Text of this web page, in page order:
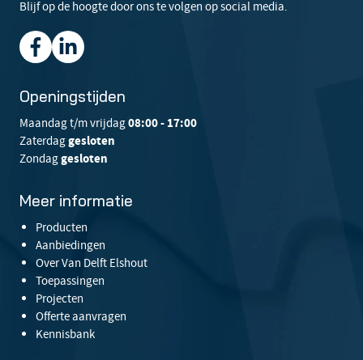
Blijf op de hoogte door ons te volgen op social media.
Openingstijden
Maandag t/m vrijdag08:00 - 17:00
Zaterdaggesloten
Zondaggesloten
Meer informatie
Producten
Aanbiedingen
Over Van Delft Elshout
Toepassingen
Projecten
Offerte aanvragen
Kennisbank